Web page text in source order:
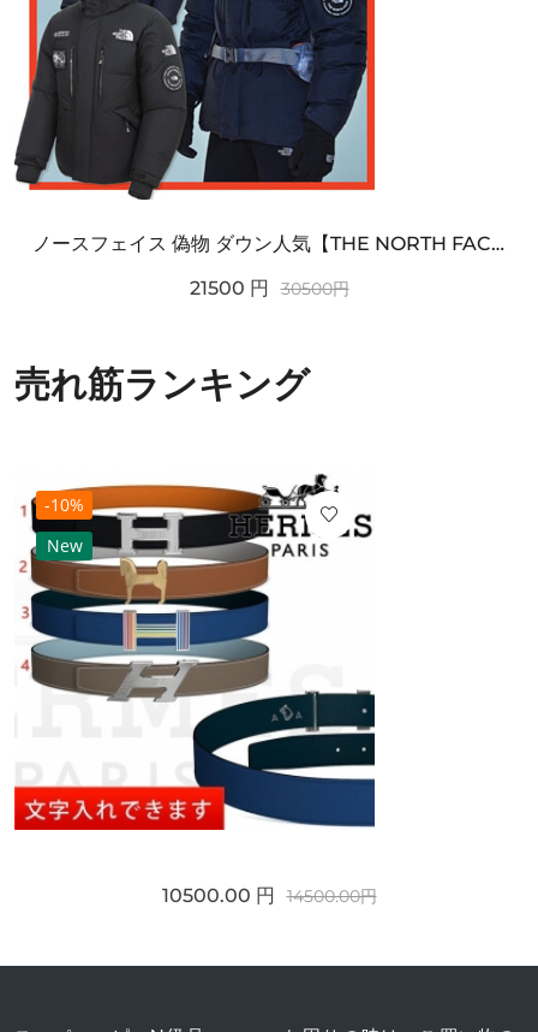
ノースフェイス 偽物 ダウン人気【THE NORTH FACE】M'S 7 SUMMIT HIM...
21500 円 30500円
売れ筋ランキング
-10%
New
10500.00 円 14500.00円